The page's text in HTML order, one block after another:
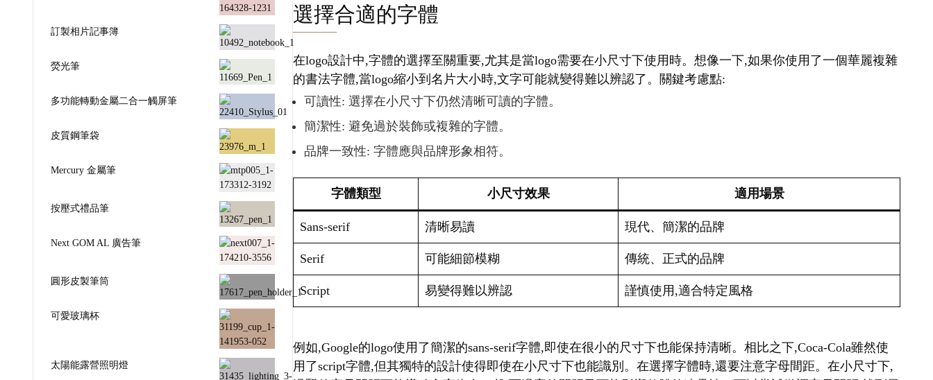
選擇合適的字體
在logo設計中,字體的選擇至關重要,尤其是當logo需要在小尺寸下使用時。想像一下,如果你使用了一個華麗複雜
的書法字體,當logo縮小到名片大小時,文字可能就變得難以辨認了。關鍵考慮點:
可讀性: 選擇在小尺寸下仍然清晰可讀的字體。
簡潔性: 避免過於裝飾或複雜的字體。
品牌一致性: 字體應與品牌形象相符。
字體類型 小尺寸效果 適用場景
Sans-serif 清晰易讀 現代、簡潔的品牌
Serif 可能細節模糊 傳統、正式的品牌
Script 易變得難以辨認 謹慎使用,適合特定風格
例如,Google的logo使用了簡潔的sans-serif字體,即使在很小的尺寸下也能保持清晰。相比之下,Coca-Cola雖然使
用了script字體,但其獨特的設計使得即使在小尺寸下也能識別。在選擇字體時,還要注意字母間距。在小尺寸下,
訂製相片記事簿
熒光筆
多功能轉動金屬二合一觸屏筆
皮質鋼筆袋
Mercury 金屬筆
按壓式禮品筆
Next GOM AL 廣告筆
圓形皮製筆筒
可愛玻璃杯
太陽能露營照明燈